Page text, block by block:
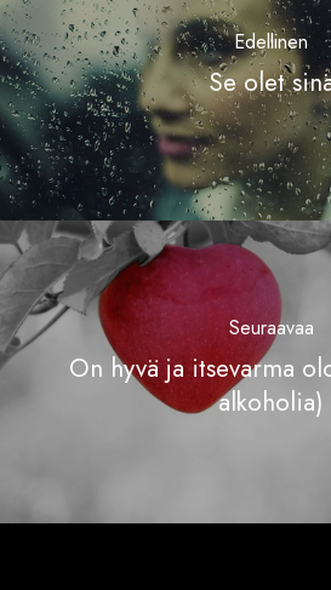
Edellinen
Se olet
Seuraavaa
On hyvä ja itsevarma
alkoholia)